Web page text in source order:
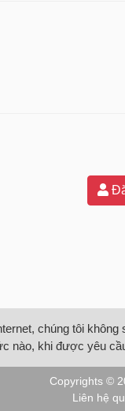
chúng tôi
nào, khi được yêu
Copyrights ©
Liên hệ